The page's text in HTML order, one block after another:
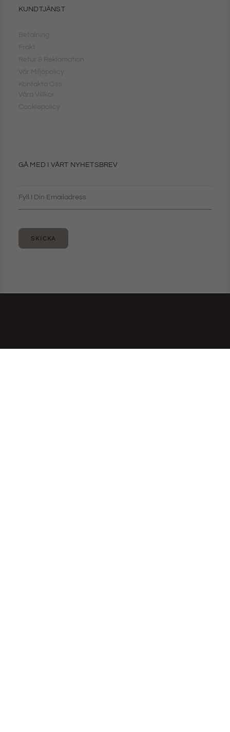
KUNDTJÄNST
Betalning
Frakt
Retur & Reklamation
Vår Miljöpolicy
Kontakta Oss
Våra Villkor
Cookiepolicy
GÅ MED I VÅRT NYHETSBREV
SKICKA